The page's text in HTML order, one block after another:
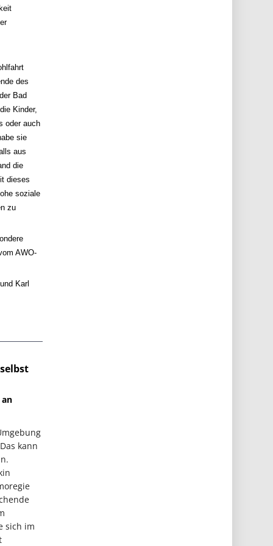
des
Bad
Kinder,
oder auch
sie
aus
die
dieses
soziale
zu
AWO-
Karl
kann
sich im